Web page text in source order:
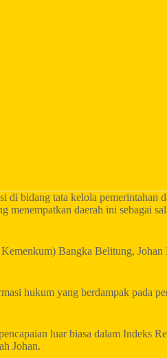
bidang tata kelola pemerintahan
daerah ini sebagai
Bangka Belitung,
hukum yang berdampak pada
luar biasa dalam Indeks
Johan.